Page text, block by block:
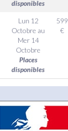
disponibles
Lun 12
Octobre au
Mer 14
Octobre
Places
disponibles
599
€